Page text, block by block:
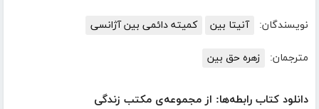
نویسندگان: آنیتا بین کمیته دائمی بین آژانسی
مترجمان: زهره حق بین
دانلود کتاب رابطه‌ها: از مجموعه‌ی مکتب زندگی